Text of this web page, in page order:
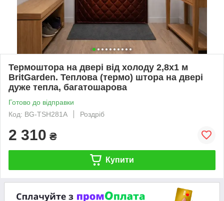
Термоштора на двері від холоду 2,8х1 м
BritGarden. Теплова (термо) штора на двері
дуже тепла, багатошарова
Готово до відправки
Код: BG-TSH281А
Роздріб
2 310 ₴
Купити